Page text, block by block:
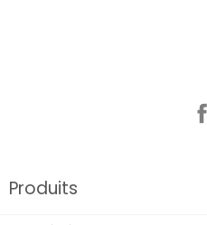
Produits